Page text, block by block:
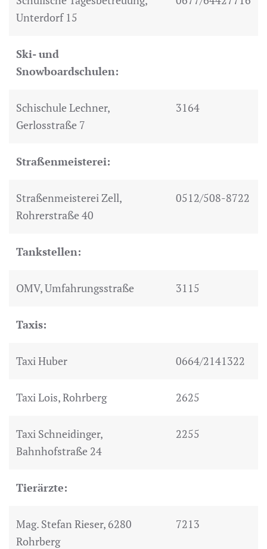
Unterdorf 15
Ski- und
Snowboardschulen:
Schischule Lechner,
Gerlosstraße 7
3164
Straßenmeisterei:
Straßenmeisterei Zell,
Rohrerstraße 40
0512/508-8722
Tankstellen:
OMV, Umfahrungsstraße 3115
Taxis:
Taxi Huber 0664/2141322
Taxi Lois, Rohrberg 2625
Taxi Schneidinger,
Bahnhofstraße 24
2255
Tierärzte:
Mag. Stefan Rieser, 6280
Rohrberg
7213